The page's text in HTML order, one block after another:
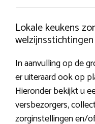
Lokale keukens
welzijnsstichtingen
In aanvulling op de
er uiteraard ook op
Hieronder bekijkt u
versbezorgers,
zorginstellingen en/